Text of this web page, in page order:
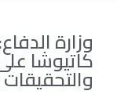
وزارة
كاتيوشا